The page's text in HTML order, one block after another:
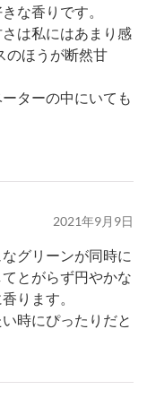
な香りです。
は私にはあまり感
のほうが断然甘
ターの中にいても
2021年9月9日
グリーンが同時に
とがらず円やかな
ります。
時にぴったりだと